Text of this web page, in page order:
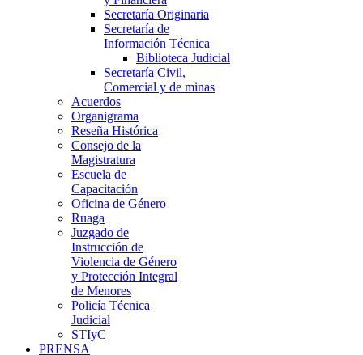
Secretaría Originaria
Secretaría de
Información Técnica
Biblioteca Judicial
Secretaría Civil,
Comercial y de minas
Acuerdos
Organigrama
Reseña Histórica
Consejo de la
Magistratura
Escuela de
Capacitación
Oficina de Género
Ruaga
Juzgado de
Instrucción de
Violencia de Género
y Protección Integral
de Menores
Policía Técnica
Judicial
STIyC
PRENSA